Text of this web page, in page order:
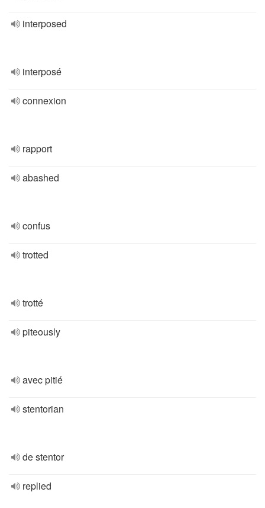
interposed
interposé
connexion
rapport
abashed
confus
trotted
trotté
piteously
avec pitié
stentorian
de stentor
replied